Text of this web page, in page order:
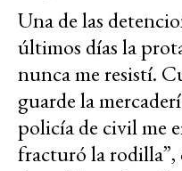
Una de las
últimos días la
nunca me resistí.
guarde la
policía de civil me
fracturó la rodilla”,